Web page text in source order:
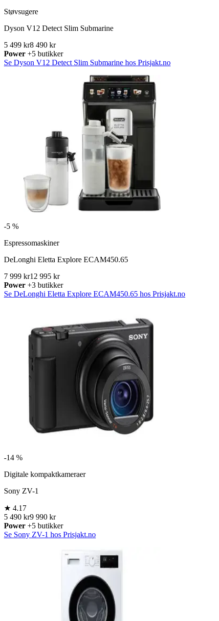
Støvsugere
Dyson V12 Detect Slim Submarine
5 499 kr8 490 kr
Power +5 butikker
Se Dyson V12 Detect Slim Submarine hos Prisjakt.no
-5 %
Espressomaskiner
DeLonghi Eletta Explore ECAM450.65
7 999 kr12 995 kr
Power +3 butikker
Se DeLonghi Eletta Explore ECAM450.65 hos Prisjakt.no
-14 %
Digitale kompaktkameraer
Sony ZV-1
★ 4.17
5 490 kr9 990 kr
Power +5 butikker
Se Sony ZV-1 hos Prisjakt.no